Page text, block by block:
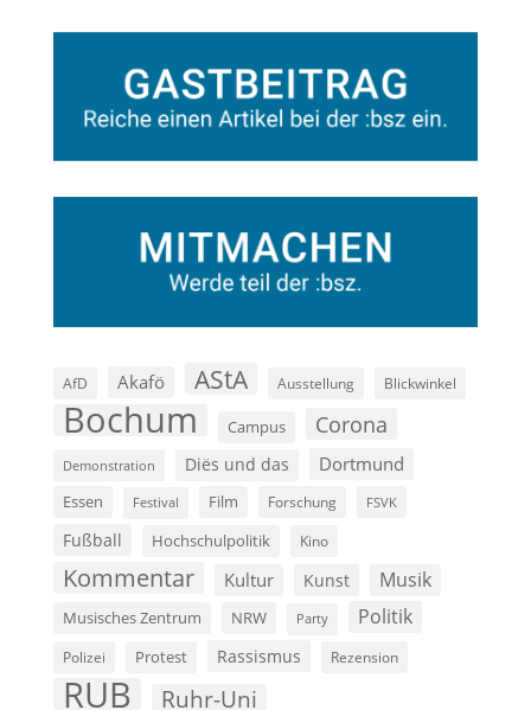
AfD Akafö AStA Ausstellung Blickwinkel
Bochum Campus Corona
Demonstration Diës und das Dortmund
Essen Festival Film Forschung FSVK
Fußball Hochschulpolitik Kino
Kommentar Kultur Kunst Musik
Musisches Zentrum NRW Party Politik
Polizei Protest Rassismus Rezension
RUB Ruhr-Uni